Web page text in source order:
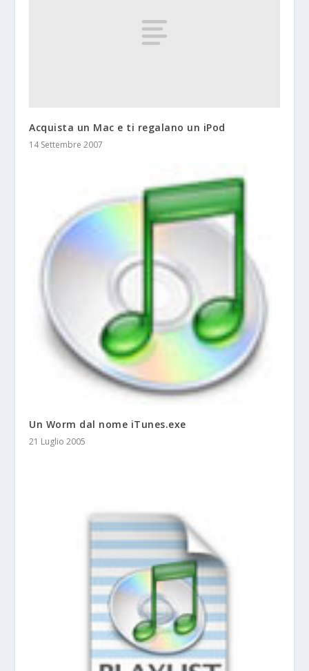
Acquista un Mac e ti regalano un iPod
14 Settembre 2007
Un Worm dal nome iTunes.exe
21 Luglio 2005